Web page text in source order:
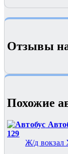
Отзывы на
Похожие
129
Ж/д вокзал